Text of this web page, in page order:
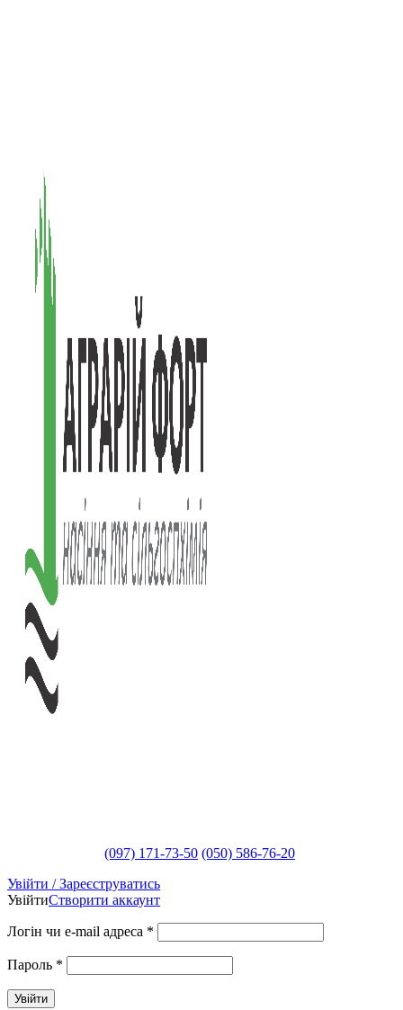
(097) 171-73-50 (050) 586-76-20
Увійти / Зареєструватись
УвійтиСтворити аккаунт
Логін чи e-mail адреса *
Пароль *
Увійти